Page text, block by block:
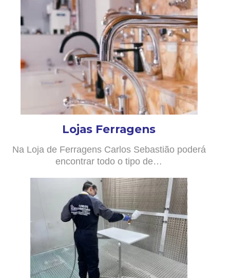
Lojas Ferragens
Na Loja de Ferragens Carlos Sebastião poderá
encontrar todo o tipo de…